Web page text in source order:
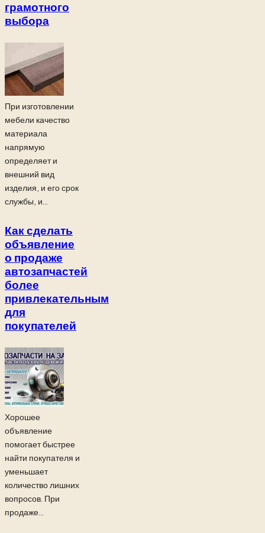
грамотного
выбора
При изготовлении
мебели качество
материала
напрямую
определяет и
внешний вид
изделия, и его срок
службы, и...
Как сделать
объявление
о продаже
автозапчастей
более
привлекательным
для
покупателей
Хорошее
объявление
помогает быстрее
найти покупателя и
уменьшает
количество лишних
вопросов. При
продаже...